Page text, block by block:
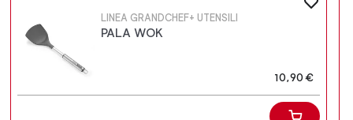
LINEA GRANDCHEF+ UTENSILI
PALA WOK
10,90 €